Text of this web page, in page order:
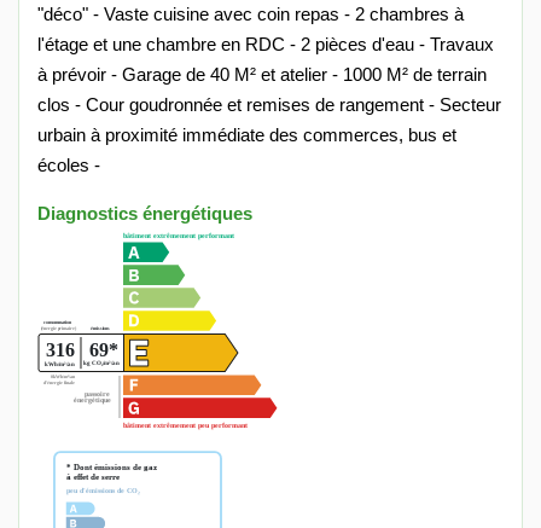
"déco" - Vaste cuisine avec coin repas - 2 chambres à
l'étage et une chambre en RDC - 2 pièces d'eau - Travaux
à prévoir - Garage de 40 M² et atelier - 1000 M² de terrain
clos - Cour goudronnée et remises de rangement - Secteur
urbain à proximité immédiate des commerces, bus et
écoles -
Diagnostics énergétiques